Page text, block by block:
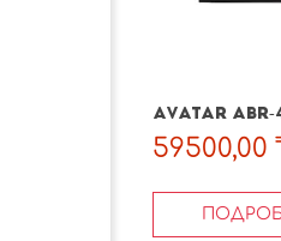
AVATAR ABR-
59500,00